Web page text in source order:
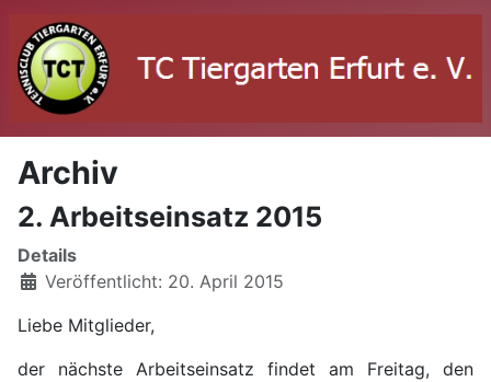
Archiv
2. Arbeitseinsatz 2015
Details
Veröffentlicht: 20. April 2015
Liebe Mitglieder,
der nächste Arbeitseinsatz findet am Freitag, den